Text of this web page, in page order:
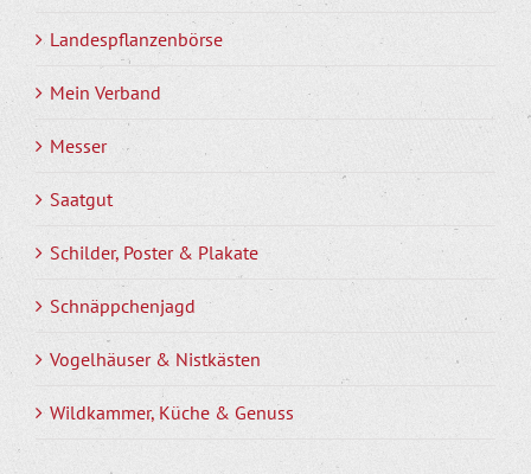
Landespflanzenbörse
Mein Verband
Messer
Saatgut
Schilder, Poster & Plakate
Schnäppchenjagd
Vogelhäuser & Nistkästen
Wildkammer, Küche & Genuss